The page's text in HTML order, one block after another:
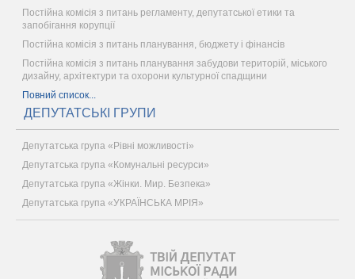
Постійна комісія з питань регламенту, депутатської етики та
запобігання корупції
Постійна комісія з питань планування, бюджету і фінансів
Постійна комісія з питань планування забудови територій, міського
дизайну, архітектури та охорони культурної спадщини
Повний список...
ДЕПУТАТСЬКІ ГРУПИ
Депутатська група «Рівні можливості»
Депутатська група «Комунальні ресурси»
Депутатська група «Жінки. Мир. Безпека»
Депутатська група «УКРАЇНСЬКА МРІЯ»